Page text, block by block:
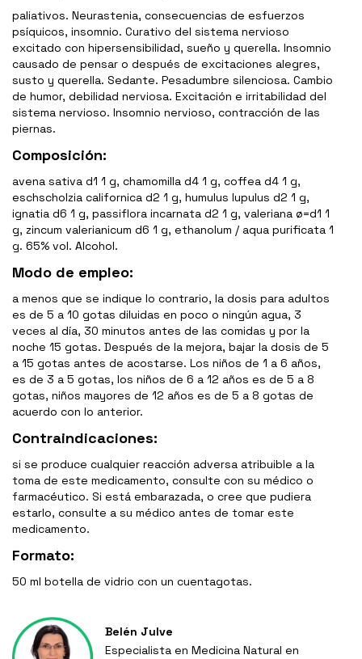
paliativos. Neurastenia, consecuencias de esfuerzos
psíquicos, insomnio. Curativo del sistema nervioso
excitado con hipersensibilidad, sueño y querella. Insomnio
causado de pensar o después de excitaciones alegres,
susto y querella. Sedante. Pesadumbre silenciosa. Cambio
de humor, debilidad nerviosa. Excitación e irritabilidad del
sistema nervioso. Insomnio nervioso, contracción de las
piernas.
Composición:
avena sativa d1 1 g, chamomilla d4 1 g, coffea d4 1 g,
eschscholzia californica d2 1 g, humulus lupulus d2 1 g,
ignatia d6 1 g, passiflora incarnata d2 1 g, valeriana ø=d1 1
g, zincum valerianicum d6 1 g, ethanolum / aqua purificata 1
g. 65% vol. Alcohol.
Modo de empleo:
a menos que se indique lo contrario, la dosis para adultos
es de 5 a 10 gotas diluidas en poco o ningún agua, 3
veces al día, 30 minutos antes de las comidas y por la
noche 15 gotas. Después de la mejora, bajar la dosis de 5
a 15 gotas antes de acostarse. Los niños de 1 a 6 años,
es de 3 a 5 gotas, los niños de 6 a 12 años es de 5 a 8
gotas, niños mayores de 12 años es de 5 a 8 gotas de
acuerdo con lo anterior.
Contraindicaciones:
si se produce cualquier reacción adversa atribuible a la
toma de este medicamento, consulte con su médico o
farmacéutico. Si está embarazada, o cree que pudiera
estarlo, consulte a su médico antes de tomar este
medicamento.
Formato:
50 ml botella de vidrio con un cuentagotas.
Belén Julve
Especialista en Medicina Natural en